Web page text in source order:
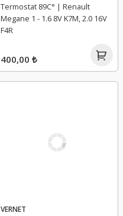
Termostat 89C° | Renault
Megane 1 - 1.6 8V K7M, 2.0 16V
F4R
400,00 ₺
VERNET